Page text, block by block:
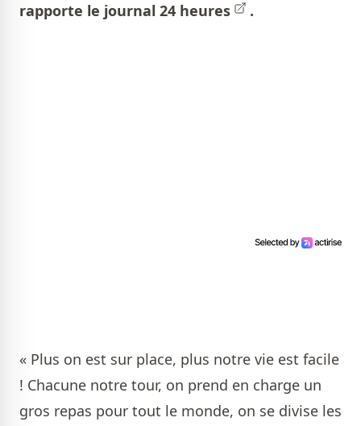
rapporte le journal 24 heures .
« Plus on est sur place, plus notre vie est facile
! Chacune notre tour, on prend en charge un
gros repas pour tout le monde, on se divise les